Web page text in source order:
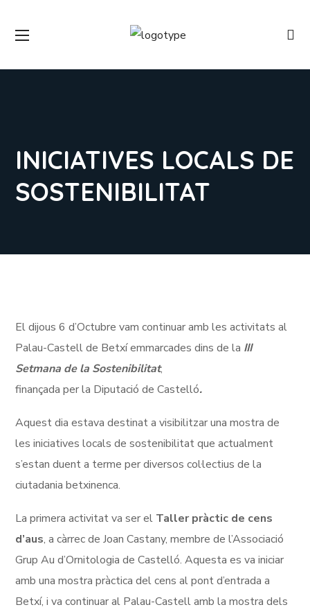
INICIATIVES LOCALS DE
SOSTENIBILITAT
El dijous 6 d’Octubre vam continuar amb les activitats al
Palau-Castell de Betxí emmarcades dins de la III
Setmana de la Sostenibilitat,
finançada per la Diputació de Castelló.
Aquest dia estava destinat a visibilitzar una mostra de
les iniciatives locals de sostenibilitat que actualment
s’estan duent a terme per diversos col·lectius de la
ciutadania betxinenca.
La primera activitat va ser el Taller pràctic de cens
d’aus, a càrrec de Joan Castany, membre de l’Associació
Grup Au d’Ornitologia de Castelló. Aquesta es va iniciar
amb una mostra pràctica del cens al pont d’entrada a
Betxí, i va continuar al Palau-Castell amb la mostra dels